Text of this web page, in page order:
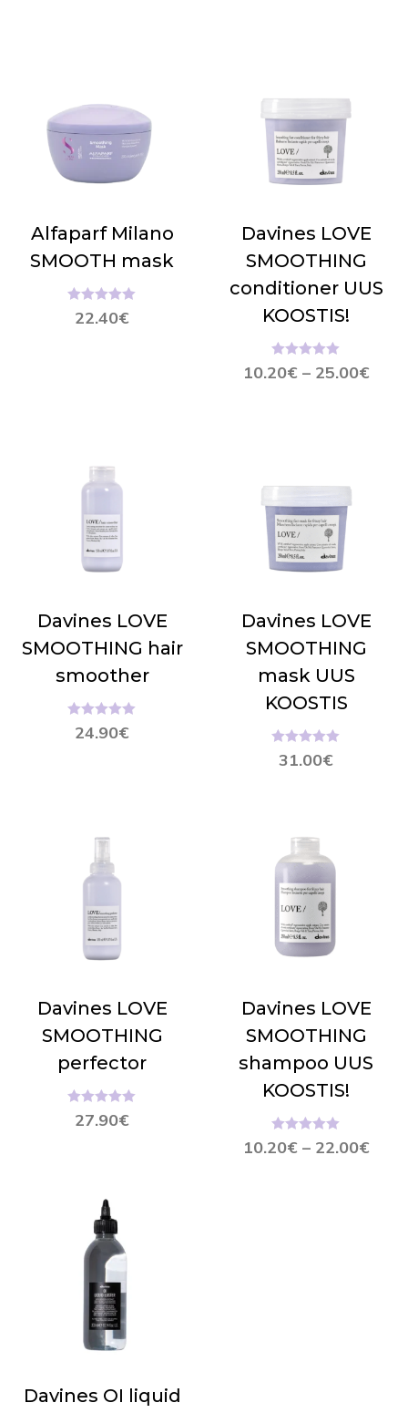
Alfaparf Milano
SMOOTH mask
22.40€
Hinnanguga
5.00/ 5
Davines LOVE
SMOOTHING
conditioner UUS
KOOSTIS!
10.20€ – 25.00€
Hinnanguga
5.00
/ 5
Davines LOVE
SMOOTHING hair
smoother
24.90€
Hinnanguga
5.00/ 5
Davines LOVE
SMOOTHING
mask UUS
KOOSTIS
31.00€
Hinnanguga
5.00/ 5
Davines LOVE
SMOOTHING
perfector
27.90€
Hinnanguga
5.00/ 5
Davines LOVE
SMOOTHING
shampoo UUS
KOOSTIS!
10.20€ – 22.00€
Hinnanguga
5.00
/ 5
Davines OI liquid